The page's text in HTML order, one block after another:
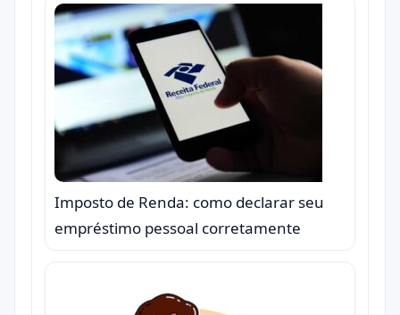
Imposto de Renda: como declarar seu
empréstimo pessoal corretamente